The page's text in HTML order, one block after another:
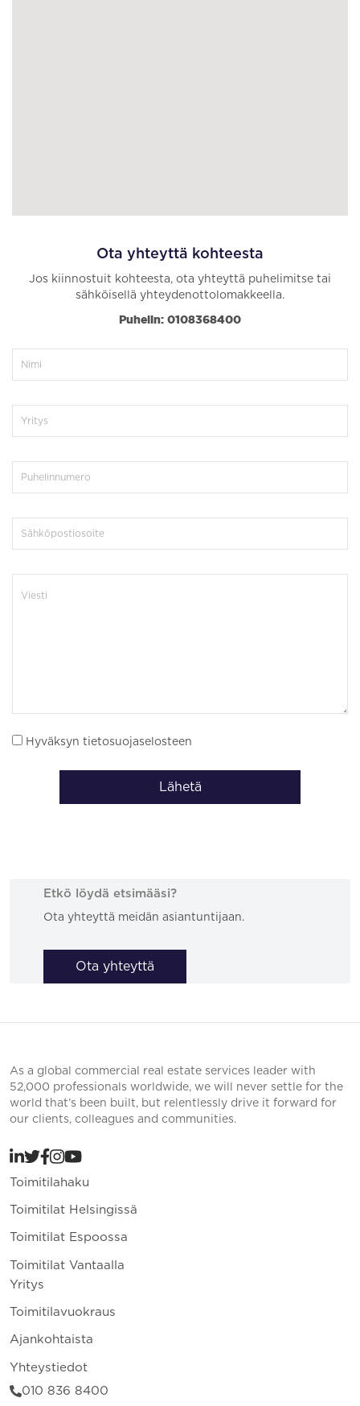
Ota yhteyttä kohteesta
Jos kiinnostuit kohteesta, ota yhteyttä puhelimitse tai
sähköisellä yhteydenottolomakkeella.
Puhelin: 0108368400
Hyväksyn tietosuojaselosteen
Lähetä
Etkö löydä etsimääsi?
Ota yhteyttä meidän asiantuntijaan.
Ota yhteyttä
As a global commercial real estate services leader with
52,000 professionals worldwide, we will never settle for the
world that’s been built, but relentlessly drive it forward for
our clients, colleagues and communities.
Toimitilahaku
Toimitilat Helsingissä
Toimitilat Espoossa
Toimitilat Vantaalla
Yritys
Toimitilavuokraus
Ajankohtaista
Yhteystiedot
010 836 8400